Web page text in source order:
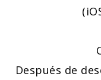
Después de